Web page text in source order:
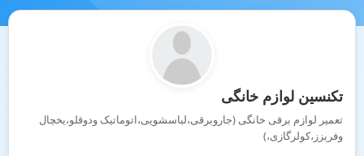
تکنسین لوازم خانگی
تعمیر لوازم برقی خانگی (جاروبرقی،لباسشویی،اتوماتیک ودوقلو،یخچال
وفریزز،کولرگازی،)